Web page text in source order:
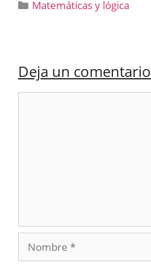
Categorías
Matemáticas y lógica
Deja un comentario
Nombre